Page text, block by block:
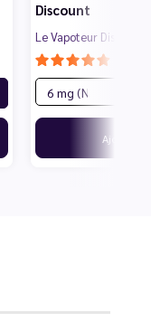
Discount
Le Vapoteur Discount
Ajouter